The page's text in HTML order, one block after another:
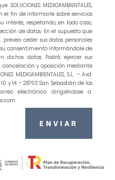
MEDIOAMBIENTALES,
el fin de informarle sobre servicios
interés, respetando, en todo caso,
de datos. En el supuesto que
prevea ceder sus datos personales
consentimiento informándole de
datos. Podrá ejercer sus
cancelación y oposición mediante
MEDIOAMBIENTALES, S.L. – Avd.
y 14 – 28703 San Sebastián de los
electrónico dirigiéndose a:
ENVIAR